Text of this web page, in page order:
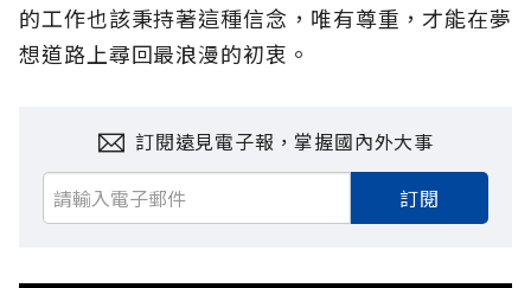
的工作也該秉持著這種信念，唯有尊重，才能在夢
想道路上尋回最浪漫的初衷。
訂閱遠見電子報，掌握國內外大事
訂閱